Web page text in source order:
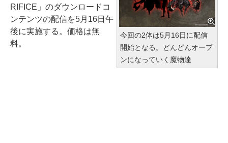
今回の2体は5月16日に配信
開始となる。どんどんオープ
ンになっていく魔物達
RIFICE」のダウンロードコ
ンテンツの配信を5月16日午
後に実施する。価格は無
料。